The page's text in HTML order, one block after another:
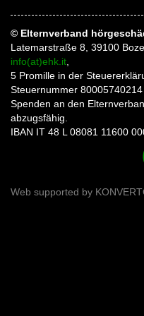
© Elternverband
Latemarstraße 8, 39100
info(at)ehk.it
5 Promille in der
Steuernummer 80005740214
Spenden an den
abzugsfähig.
IBAN IT 48 L 08081 11600
Web supported by